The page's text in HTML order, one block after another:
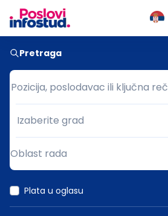
Pretraga
Pozicija, poslodavac ili ključna reč
Pozicija, poslodavac ili ključna reč
Grad
Izaberite grad
Oblast rada
Plata u oglasu